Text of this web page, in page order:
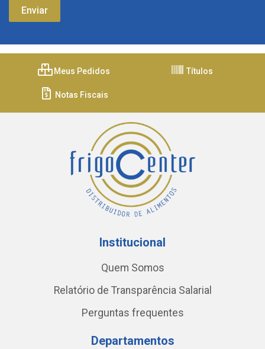
Meus Pedidos Títulos
Notas Fiscais
Institucional
Quem Somos
Relatório de Transparência Salarial
Perguntas frequentes
Departamentos